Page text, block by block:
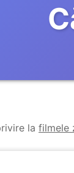
la filmele